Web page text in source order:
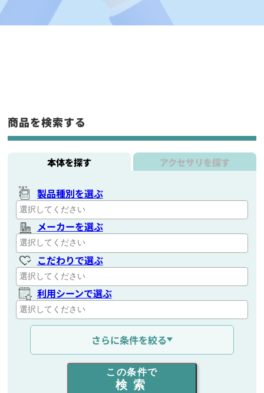
商品を検索する
本体を探す アクセサリを探す
製品種別を選ぶ
メーカーを選ぶ
こだわりで選ぶ
利用シーンで選ぶ
通信距離を選ぶ
出力を選ぶ
さらに条件を絞る
この条件で
検索